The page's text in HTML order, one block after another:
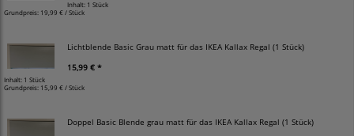
Inhalt: 1 Stück
Grundpreis: 19,99 € / Stück
Lichtblende Basic Grau matt für das IKEA Kallax Regal (1 Stück)
15,99 € *
Inhalt: 1 Stück
Grundpreis: 15,99 € / Stück
Doppel Basic Blende grau matt für das IKEA Kallax Regal (1 Stück)